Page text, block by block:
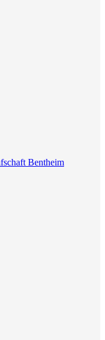
Bentheim